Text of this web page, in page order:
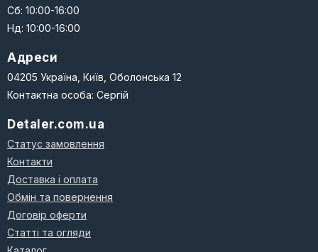
Сб: 10:00-16:00
Нд: 10:00-16:00
Адреси
04205 Україна, Київ, Оболонська 12
Контактна особа: Сергій
Detaler.com.ua
Статус замовлення
Контакти
Доставка і оплата
Обмін та повернення
Договір оферти
Статті та огляди